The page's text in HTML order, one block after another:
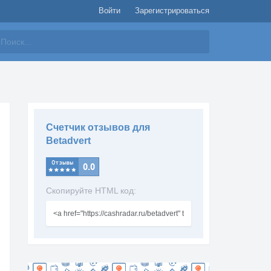
Войти Зарегистрироваться
Счетчик отзывов для
Betadvert
Скопируйте HTML код: